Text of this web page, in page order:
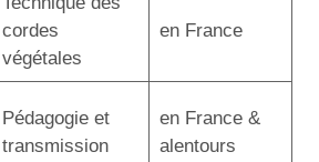
cordes
végétales
en France
Pédagogie et
transmission
en France &
alentours